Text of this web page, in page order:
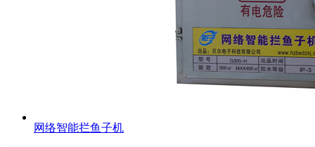
网络智能拦鱼子机